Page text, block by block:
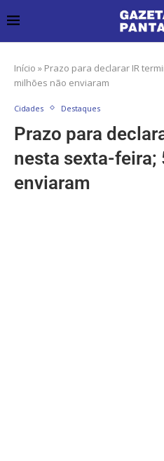
Início » Prazo para declarar IR
milhões não enviaram
Cidades Destaques
Prazo para
nesta sexta-feira;
enviaram